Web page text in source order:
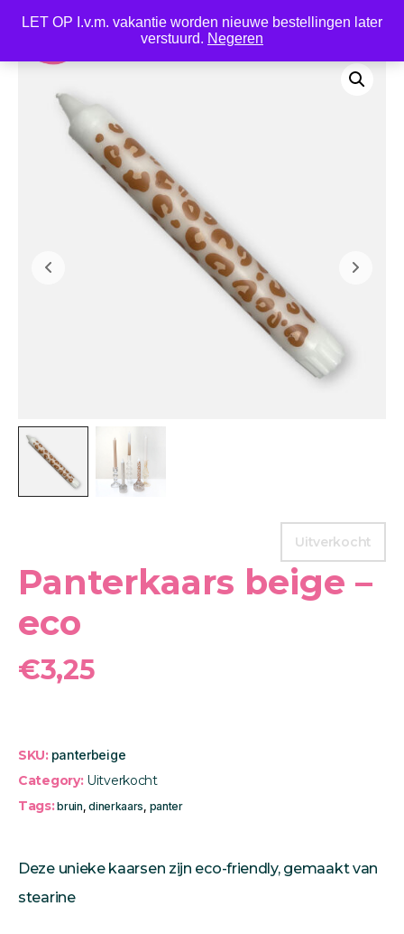
LET OP I.v.m. vakantie worden nieuwe bestellingen later
verstuurd. Negeren
Uitverkocht
Panterkaars beige –
eco
€3,25
SKU: panterbeige
Category: Uitverkocht
Tags:bruin,dinerkaars, panter
Deze unieke kaarsen zijn eco-friendly, gemaakt van
stearine